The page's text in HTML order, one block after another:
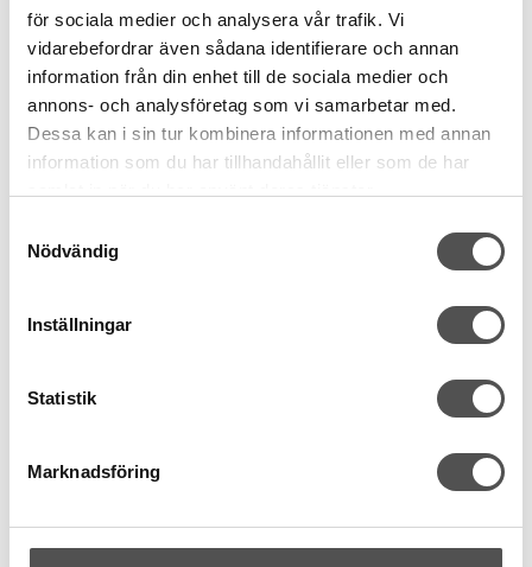
för sociala medier och analysera vår trafik. Vi
vidarebefordrar även sådana identifierare och annan
information från din enhet till de sociala medier och
annons- och analysföretag som vi samarbetar med.
Dessa kan i sin tur kombinera informationen med annan
information som du har tillhandahållit eller som de har
Nödvändig
Inställningar
Statistik
Marknadsföring
YKK
Metervara
20 kr / Meter
KÖP